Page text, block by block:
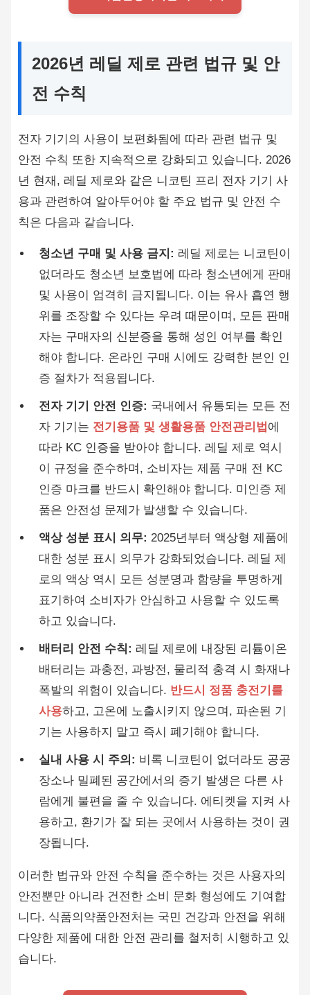
2026년 레딜 제로 관련 법규 및 안
전 수칙
전자 기기의 사용이 보편화됨에 따라 관련 법규 및
안전 수칙 또한 지속적으로 강화되고 있습니다. 2026
년 현재, 레딜 제로와 같은 니코틴 프리 전자 기기 사
용과 관련하여 알아두어야 할 주요 법규 및 안전 수
칙은 다음과 같습니다.
청소년 구매 및 사용 금지: 레딜 제로는 니코틴이
없더라도 청소년 보호법에 따라 청소년에게 판매
및 사용이 엄격히 금지됩니다. 이는 유사 흡연 행
위를 조장할 수 있다는 우려 때문이며, 모든 판매
자는 구매자의 신분증을 통해 성인 여부를 확인
해야 합니다. 온라인 구매 시에도 강력한 본인 인
증 절차가 적용됩니다.
전자 기기 안전 인증: 국내에서 유통되는 모든 전
자 기기는 전기용품 및 생활용품 안전관리법 에
따라 KC 인증을 받아야 합니다. 레딜 제로 역시
이 규정을 준수하며, 소비자는 제품 구매 전 KC
인증 마크를 반드시 확인해야 합니다. 미인증 제
품은 안전성 문제가 발생할 수 있습니다.
액상 성분 표시 의무: 2025년부터 액상형 제품에
대한 성분 표시 의무가 강화되었습니다. 레딜 제
로의 액상 역시 모든 성분명과 함량을 투명하게
표기하여 소비자가 안심하고 사용할 수 있도록
하고 있습니다.
배터리 안전 수칙: 레딜 제로에 내장된 리튬이온
배터리는 과충전, 과방전, 물리적 충격 시 화재나
폭발의 위험이 있습니다. 반드시 정품 충전기를
사용하고, 고온에 노출시키지 않으며, 파손된 기
기는 사용하지 말고 즉시 폐기해야 합니다.
실내 사용 시 주의: 비록 니코틴이 없더라도 공공
장소나 밀폐된 공간에서의 증기 발생은 다른 사
람에게 불편을 줄 수 있습니다. 에티켓을 지켜 사
용하고, 환기가 잘 되는 곳에서 사용하는 것이 권
장됩니다.
이러한 법규와 안전 수칙을 준수하는 것은 사용자의
안전뿐만 아니라 건전한 소비 문화 형성에도 기여합
니다. 식품의약품안전처는 국민 건강과 안전을 위해
다양한 제품에 대한 안전 관리를 철저히 시행하고 있
습니다.